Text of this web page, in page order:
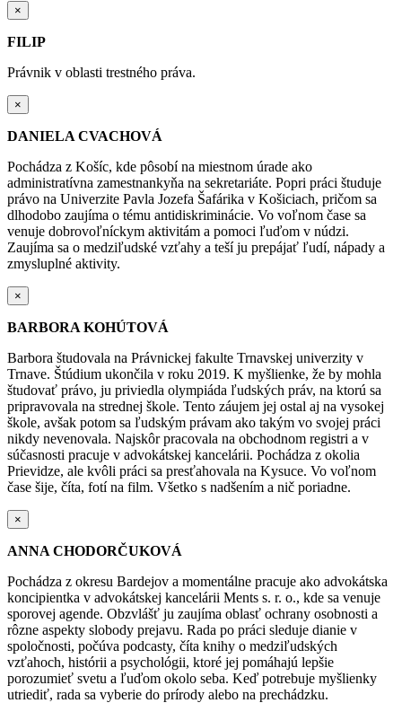
×
FILIP
Právnik v oblasti trestného práva.
×
DANIELA CVACHOVÁ
Pochádza z Košíc, kde pôsobí na miestnom úrade ako
administratívna zamestnankyňa na sekretariáte. Popri práci študuje
právo na Univerzite Pavla Jozefa Šafárika v Košiciach, pričom sa
dlhodobo zaujíma o tému antidiskriminácie. Vo voľnom čase sa
venuje dobrovoľníckym aktivitám a pomoci ľuďom v núdzi.
Zaujíma sa o medziľudské vzťahy a teší ju prepájať ľudí, nápady a
zmysluplné aktivity.
×
BARBORA KOHÚTOVÁ
Barbora študovala na Právnickej fakulte Trnavskej univerzity v
Trnave. Štúdium ukončila v roku 2019. K myšlienke, že by mohla
študovať právo, ju priviedla olympiáda ľudských práv, na ktorú sa
pripravovala na strednej škole. Tento záujem jej ostal aj na vysokej
škole, avšak potom sa ľudským právam ako takým vo svojej práci
nikdy nevenovala. Najskôr pracovala na obchodnom registri a v
súčasnosti pracuje v advokátskej kancelárii. Pochádza z okolia
Prievidze, ale kvôli práci sa presťahovala na Kysuce. Vo voľnom
čase šije, číta, fotí na film. Všetko s nadšením a nič poriadne.
×
ANNA CHODORČUKOVÁ
Pochádza z okresu Bardejov a momentálne pracuje ako advokátska
koncipientka v advokátskej kancelárii Ments s. r. o., kde sa venuje
sporovej agende. Obzvlášť ju zaujíma oblasť ochrany osobnosti a
rôzne aspekty slobody prejavu. Rada po práci sleduje dianie v
spoločnosti, počúva podcasty, číta knihy o medziľudských
vzťahoch, histórii a psychológii, ktoré jej pomáhajú lepšie
porozumieť svetu a ľuďom okolo seba. Keď potrebuje myšlienky
utriediť, rada sa vyberie do prírody alebo na prechádzku.